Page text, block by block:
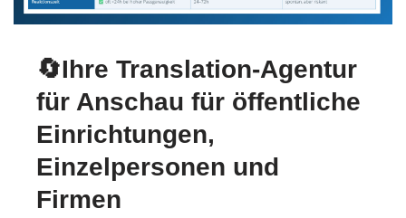
🔄Ihre Translation-Agentur
für Anschau für öffentliche
Einrichtungen,
Einzelpersonen und
Firmen